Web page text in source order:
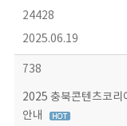
24428
2025.06.19
738
2025 충북콘텐츠코리
안내